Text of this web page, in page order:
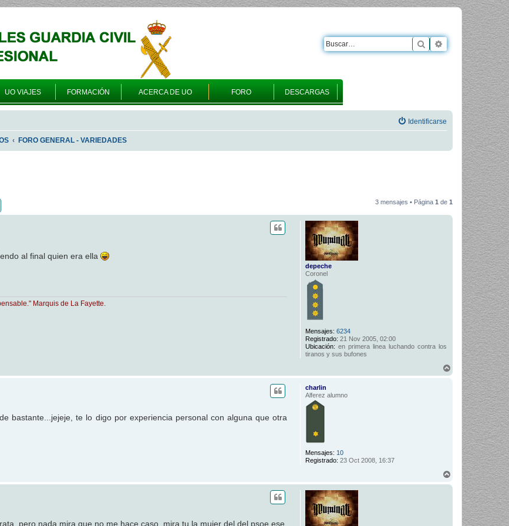
UO VIAJES FORMACIÓN ACERCA DE UO FORO DESCARGAS
Buscar Búsqueda
Identificarse
FORO GENERAL - VARIEDADES
3 mensajes • Página 1 de 1
depeche
Coronel
Mensajes: 6234
Registrado: 21 Nov 2005, 02:00
Ubicación: en primera linea luchando contra los
tiranos y sus bufones
al final quien era ella
Marquis de La Fayette.
charlin
Alferez alumno
Mensajes: 10
Registrado: 23 Oct 2008, 16:37
bastante...jejeje, te lo digo por experiencia personal con alguna que otra
pero nada mira que no me hace caso, mira tu la mujer del del psoe ese,